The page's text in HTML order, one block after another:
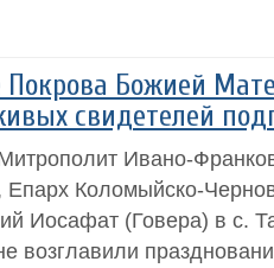
Покрова Божией
свидетелей
Ивано-
Коломыйско-
Иосафат (Говера) в с.
возглавили